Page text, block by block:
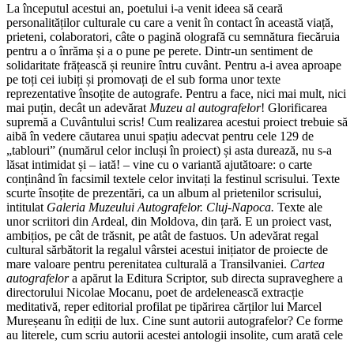
La începutul acestui an, poetului i-a venit ideea să ceară
personalităților culturale cu care a venit în contact în această viață,
prieteni, colaboratori, câte o pagină olografă cu semnătura fiecăruia
pentru a o înrăma și a o pune pe perete. Dintr-un sentiment de
solidaritate frățească și reunire întru cuvânt. Pentru a-i avea aproape
pe toți cei iubiți și promovați de el sub forma unor texte
reprezentative însoțite de autografe. Pentru a face, nici mai mult, nici
mai puțin, decât un adevărat Muzeu al autografelor! Glorificarea
supremă a Cuvântului scris! Cum realizarea acestui proiect trebuie să
aibă în vedere căutarea unui spațiu adecvat pentru cele 129 de
„tablouri” (numărul celor incluși în proiect) și asta durează, nu s-a
lăsat intimidat și – iată! – vine cu o variantă ajutătoare: o carte
conținând în facsimil textele celor invitați la festinul scrisului. Texte
scurte însoțite de prezentări, ca un album al prietenilor scrisului,
intitulat Galeria Muzeului Autografelor. Cluj-Napoca. Texte ale
unor scriitori din Ardeal, din Moldova, din țară. E un proiect vast,
ambițios, pe cât de trăsnit, pe atât de fastuos. Un adevărat regal
cultural sărbătorit la regalul vârstei acestui inițiator de proiecte de
mare valoare pentru perenitatea culturală a Transilvaniei. Cartea
autografelora apărut la Editura Scriptor, sub directa supraveghere a
directorului Nicolae Mocanu, poet de ardelenească extracție
meditativă, reper editorial profilat pe tipărirea cărților lui Marcel
Mureșeanu în ediții de lux. Cine sunt autorii autografelor? Ce forme
au literele, cum scriu autorii acestei antologii insolite, cum arată cele